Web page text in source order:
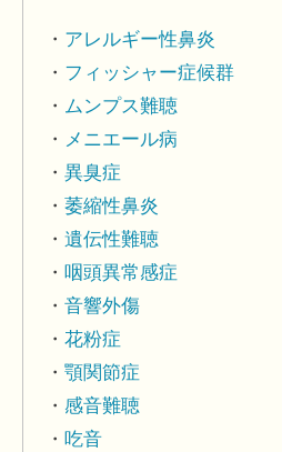
アレルギー性鼻炎
フィッシャー症候群
ムンプス難聴
メニエール病
異臭症
萎縮性鼻炎
遺伝性難聴
咽頭異常感症
音響外傷
花粉症
顎関節症
感音難聴
吃音